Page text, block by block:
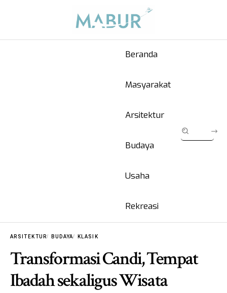
Beranda
Masyarakat
Arsitektur
Budaya
Usaha
Rekreasi
ARSITEKTUR BUDAYA KLASIK
Transformasi Candi, Tempat
Ibadah sekaligus Wisata